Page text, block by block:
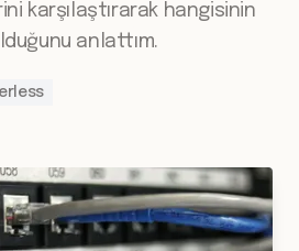
karşılaştırarak hangisinin
anlattım.